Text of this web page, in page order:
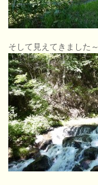
そして見えてきました～